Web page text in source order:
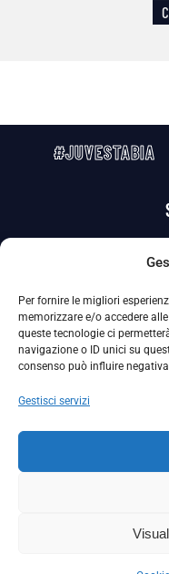
Per fornire le migliori
memorizzare e/o accedere
queste tecnologie ci
navigazione o ID unici su
consenso può influire
Gestisci servizi
#JUVESTABIA
Privacy
La Società ha nominato il Responsabile della
adottate dalla
Per
La Società ha inoltre